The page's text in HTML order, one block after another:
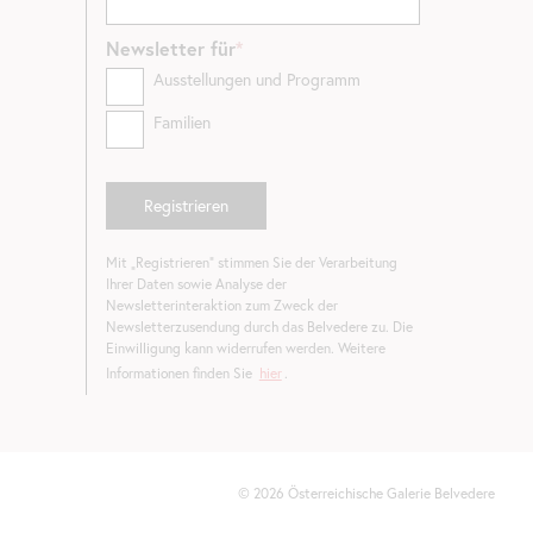
Newsletter für
Ausstellungen und Programm
Familien
Mit „Registrieren“ stimmen Sie der Verarbeitung
Ihrer Daten sowie Analyse der
Newsletterinteraktion zum Zweck der
Newsletterzusendung durch das Belvedere zu. Die
Einwilligung kann widerrufen werden. Weitere
Informationen finden Sie hier .
© 2026 Österreichische Galerie Belvedere